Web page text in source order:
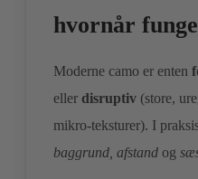
hvornår
Moderne camo er enten
eller disruptiv (store,
mikro‑teksturer). I
baggrund, afstand og